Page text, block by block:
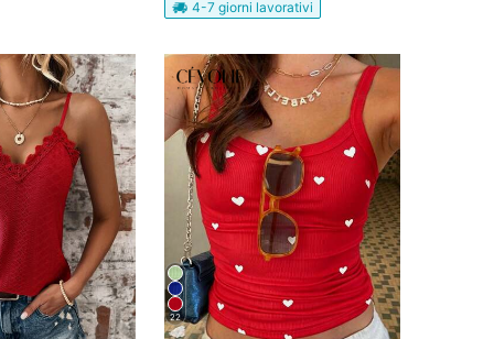
4-7 giorni lavorativi
22